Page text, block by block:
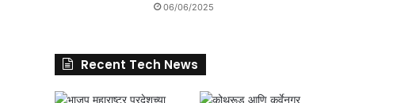
06/06/2025
Recent Tech News